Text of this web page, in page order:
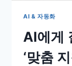
AI & 자동화
AI에게
‘맞춤